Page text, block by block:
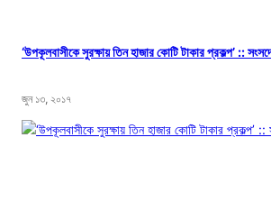
‘উপকূলবাসীকে সুরক্ষায় তিন হাজার কোটি টাকার প্রকল্প’ ::
জুন ১৩, ২০১৭